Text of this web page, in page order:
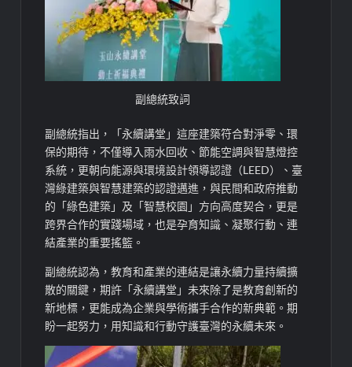
副總統致詞
副總統指出，「永續講堂」這座建築符合對淨零、環
保的期待，不僅導入雨水回收、節能空調與智慧燈控
系統，更朝向能源與環境設計領導認證（LEED）、臺
灣綠建築與智慧建築的認證邁進，與民間和政府推動
的「綠色建築」及「智慧校園」方向高度契合，更是
跨界合作的實踐場域，也是孕育知識、凝聚行動、連
結產業的重要搖籃。
副總統認為，教育和產業的連結是讓永續力量持續擴
散的關鍵，期許「永續講堂」未來除了是教育創新的
新地標，更能成為企業與學術攜手合作的新典範。期
盼一起努力，用知識和行動守護臺灣的永續未來。